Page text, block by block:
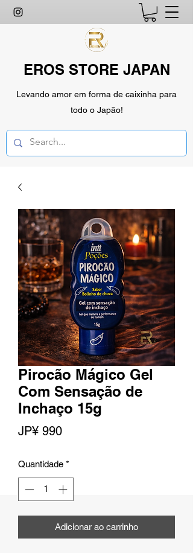
EROS STORE JAPAN
Levando amor em forma de caixinha para
todo o Japão!
Pirocão Mágico Gel
Com Sensação de
Inchaço 15g
JP¥ 990Preço
Quantidade *
Adicionar ao carrinho